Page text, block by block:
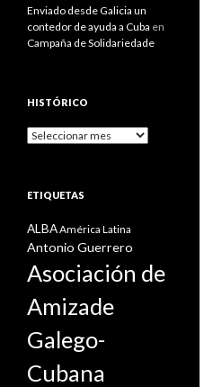
Enviado desde Galicia un
contedor de ayuda a Cuba en
Campaña de Solidariedade
HISTÓRICO
Histórico
ETIQUETAS
ALBAAmérica Latina
Antonio Guerrero
Asociación de
Amizade
Galego-
Cubana